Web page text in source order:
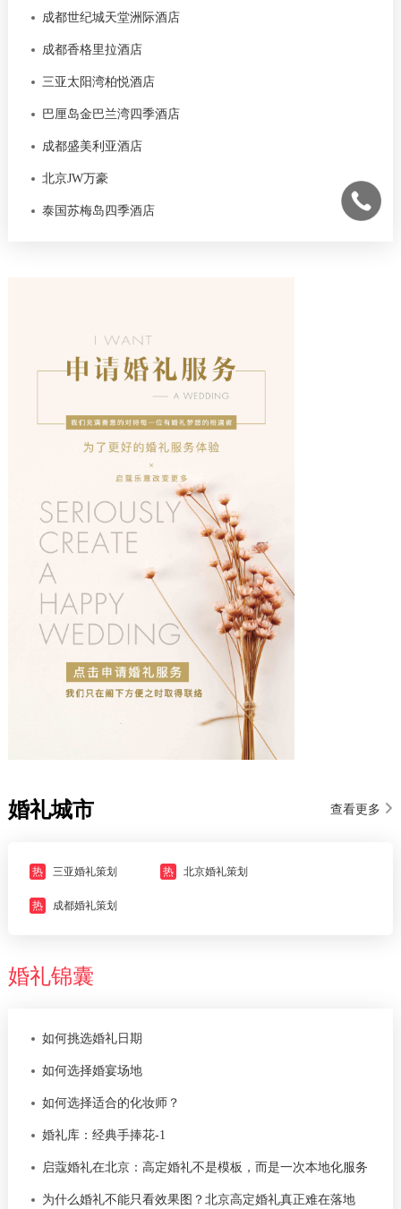
成都世纪城天堂洲际酒店
成都香格里拉酒店
三亚太阳湾柏悦酒店
巴厘岛金巴兰湾四季酒店
成都盛美利亚酒店
北京JW万豪
泰国苏梅岛四季酒店
婚礼城市 查看更多
热 三亚婚礼策划 热 北京婚礼策划
热 成都婚礼策划
婚礼锦囊
如何挑选婚礼日期
如何选择婚宴场地
如何选择适合的化妆师？
婚礼库：经典手捧花-1
启蔻婚礼在北京：高定婚礼不是模板，而是一次本地化服务
为什么婚礼不能只看效果图？北京高定婚礼真正难在落地